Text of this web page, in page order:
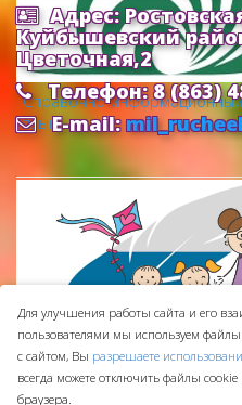
Cправочно-информационный
язык»
Адрес:
Куйбышевский
Цветочная,2
Телефон: 8 (863)
E-mail:
МБДОУ ДС
Сделано с ❤ в
Для улучшения работы сайта и его
пользователями мы используем
с сайтом, Вы разрешаете
всегда можете отключить файлы
браузера.